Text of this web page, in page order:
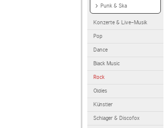
Punk & Ska
Konzerte & Live-Musik
Pop
Dance
Black Music
Rock
Oldies
Künstler
Schlager & Discofox